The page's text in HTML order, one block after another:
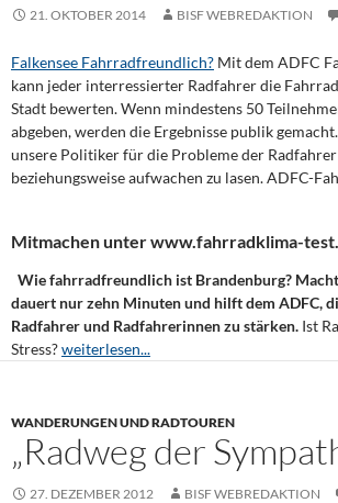
21. OKTOBER 2014 BISF WEBREDAKTION
Falkensee Fahrradfreundlich? Mit dem ADFC
kann jeder interressierter Radfahrer die
Stadt bewerten. Wenn mindestens 50
abgeben, werden die Ergebnisse publik
unsere Politiker für die Probleme der
beziehungsweise aufwachen zu lasen. ADFC-
Mitmachen unter www.fahrradklima-
Wie fahrradfreundlich ist Brandenburg?
dauert nur zehn Minuten und hilft dem ADFC,
Radfahrer und Radfahrerinnen zu stärken. Ist
Stress?weiterlesen...
WANDERUNGEN UND RADTOUREN
„Radweg der
27. DEZEMBER 2012 BISF WEBREDAKTION